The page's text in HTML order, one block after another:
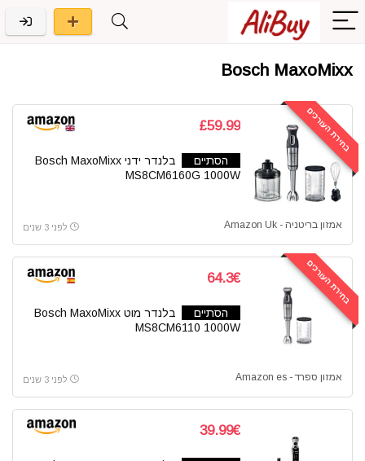
Bosch MaxoMixx
בחירת העורכים £59.99
הסתיים
בלנדר ידני Bosch MaxoMixx
MS8CM6160G 1000W
אמזון בריטניה - Amazon Uk לפני 3 שנים
בחירת העורכים 64.3€
הסתיים
בלנדר מוט Bosch MaxoMixx
MS8CM6110 1000W
אמזון ספרד - Amazon es לפני 3 שנים
39.99€